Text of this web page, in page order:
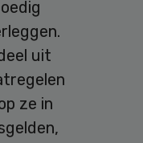
uit
ze in